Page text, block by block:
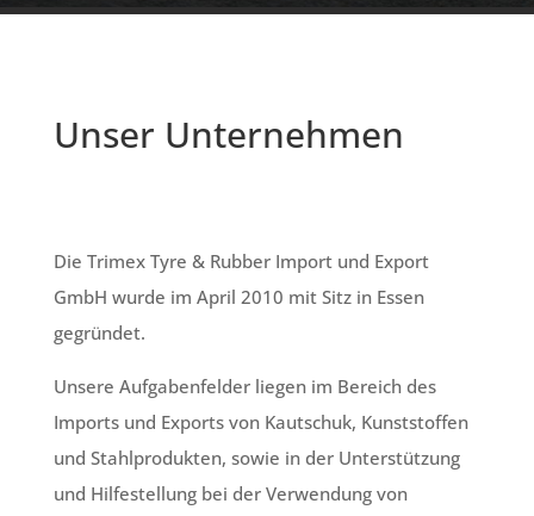
Unser Unternehmen
Die Trimex Tyre & Rubber Import und Export
GmbH wurde im April 2010 mit Sitz in Essen
gegründet.
Unsere Aufgabenfelder liegen im Bereich des
Imports und Exports von Kautschuk, Kunststoffen
und Stahlprodukten, sowie in der Unterstützung
und Hilfestellung bei der Verwendung von